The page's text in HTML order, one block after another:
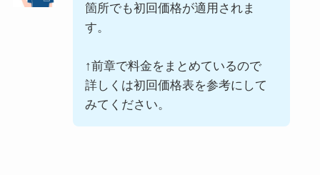
箇所でも初回価格が適用されま
す。
↑前章で料金をまとめているので
詳しくは初回価格表を参考にして
みてください。